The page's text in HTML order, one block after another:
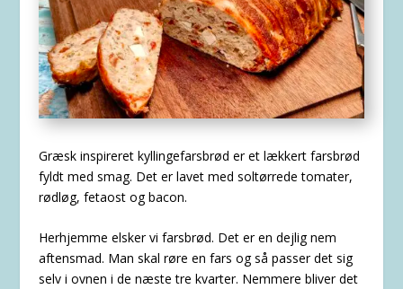
Græsk inspireret kyllingefarsbrød er et lækkert farsbrød
fyldt med smag. Det er lavet med soltørrede tomater,
rødløg, fetaost og bacon.
Herhjemme elsker vi farsbrød. Det er en dejlig nem
aftensmad. Man skal røre en fars og så passer det sig
selv i ovnen i de næste tre kvarter. Nemmere bliver det